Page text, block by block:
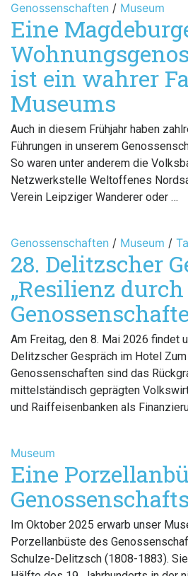
Genossenschaften / Museum
Eine
ist ein wahrer
Museums
Auch in diesem Frühjahr haben
Führungen in unserem
So waren unter anderem die
Netzwerkstelle Weltoffenes
Verein Leipziger Wanderer oder …
Genossenschaften / Museum /
28. Delitzscher
„Resilienz durch
Am Freitag, den 8. Mai 2026 findet
Delitzscher Gespräch im Hotel
Genossenschaften sind das
mittelständisch geprägten
und Raiffeisenbanken als
Museum
Eine
Im Oktober 2025 erwarb unser
Porzellanbüste des
Schulze-Delitzsch (1808-1883).